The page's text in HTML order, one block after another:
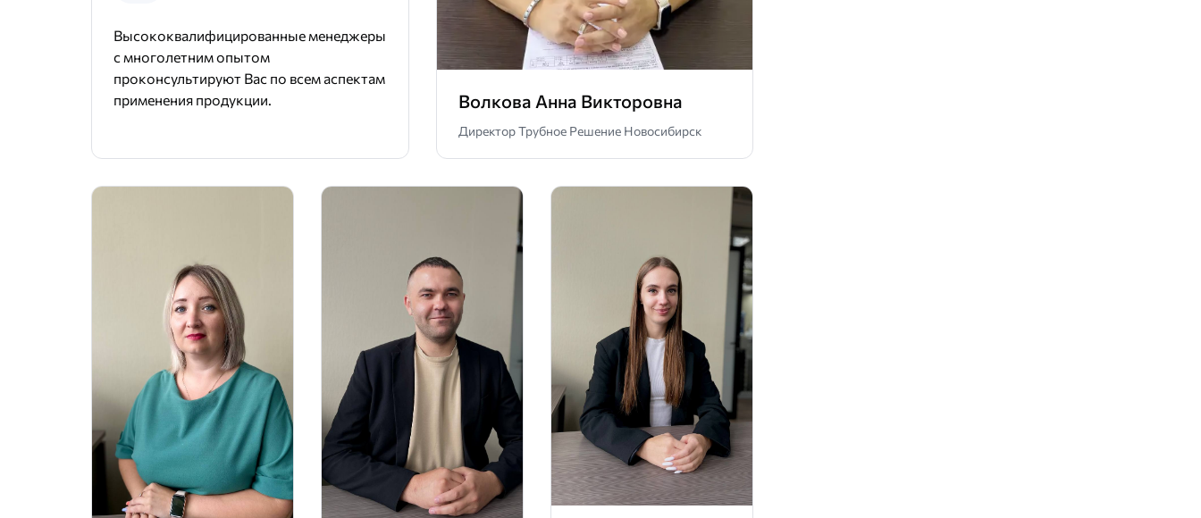
Высококвалифицированные менеджеры
с многолетним опытом
проконсультируют Вас по всем аспектам
применения продукции.
Волкова Анна Викторовна
Директор Трубное Решение Новосибирск